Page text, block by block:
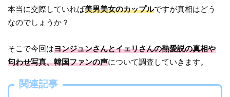
本当に交際していれば美男美女のカップルですが真相はどう
なのでしょうか？
そこで今回はヨンジュンさんとイェリさんの熱愛説の真相や
匂わせ写真、韓国ファンの声について調査していきます。
関連記事